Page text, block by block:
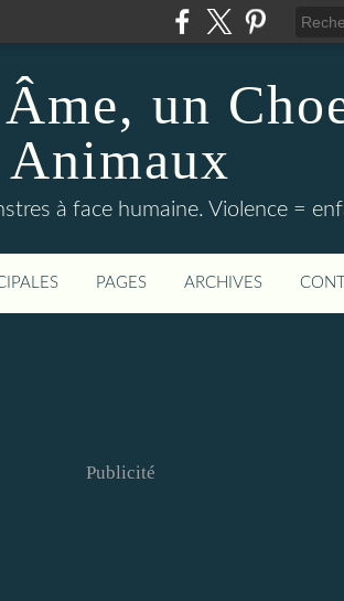
un
Animaux
à face humaine. Violence =
PAGES ARCHIVES
Publicité